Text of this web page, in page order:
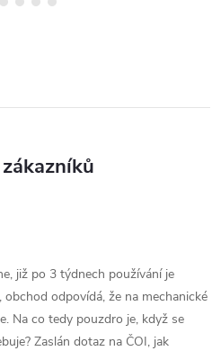
již po 3 týdnech používání je
obchod odpovídá, že na mechanické
Na co tedy pouzdro je, když se
Zaslán dotaz na ČOI, jak